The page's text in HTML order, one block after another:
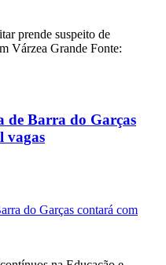
prende suspeito de
Várzea Grande Fonte:
de Barra do Garças
vagas